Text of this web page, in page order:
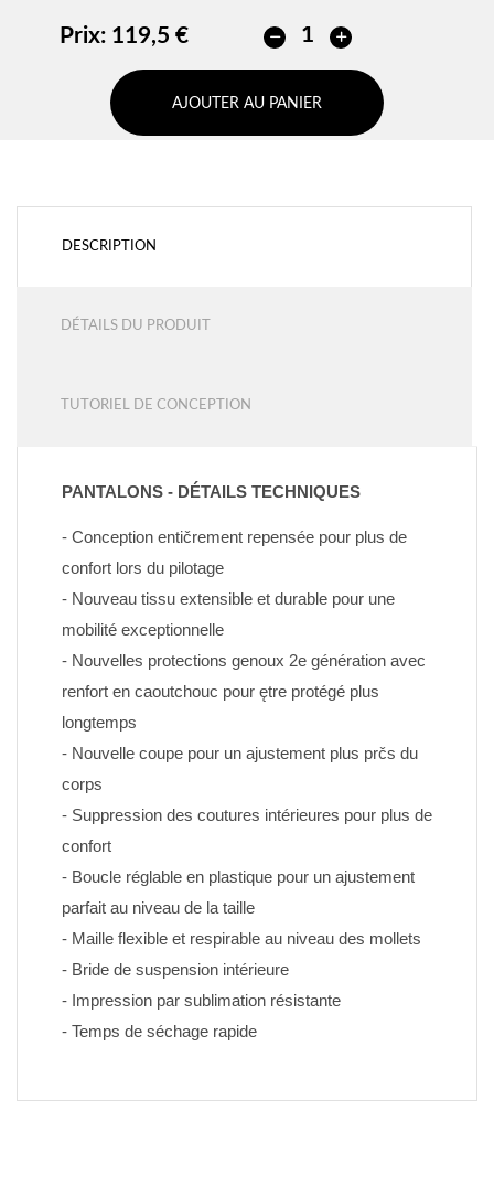
Prix: 119,5 €
AJOUTER AU PANIER
DESCRIPTION
DÉTAILS DU PRODUIT
TUTORIEL DE CONCEPTION
PANTALONS - DÉTAILS TECHNIQUES
- Conception entičrement repensée pour plus de
confort lors du pilotage
- Nouveau tissu extensible et durable pour une
mobilité exceptionnelle
- Nouvelles protections genoux 2e génération avec
renfort en caoutchouc pour ętre protégé plus
longtemps
- Nouvelle coupe pour un ajustement plus prčs du
corps
- Suppression des coutures intérieures pour plus de
confort
- Boucle réglable en plastique pour un ajustement
parfait au niveau de la taille
- Maille flexible et respirable au niveau des mollets
- Bride de suspension intérieure
- Impression par sublimation résistante
- Temps de séchage rapide